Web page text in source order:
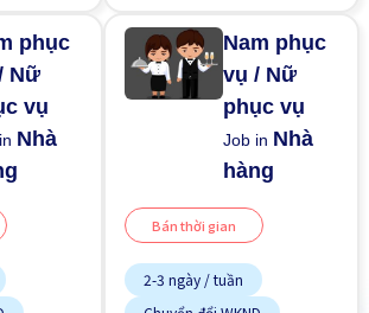
phục
Nữ
vụ
Nhà
Nam phục
vụ / Nữ
phục vụ
Job in Nhà
hàng
Bán thời gian
2-3 ngày / tuần